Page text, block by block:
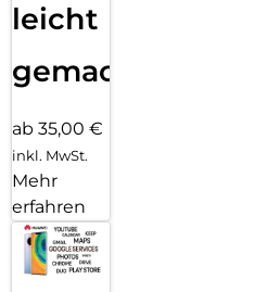
leicht
gemacht!
ab 35,00 €
inkl. MwSt.
Mehr
erfahren